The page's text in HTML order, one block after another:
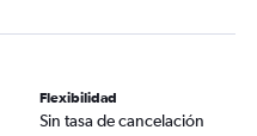
Flexibilidad
Sin tasa de cancelación